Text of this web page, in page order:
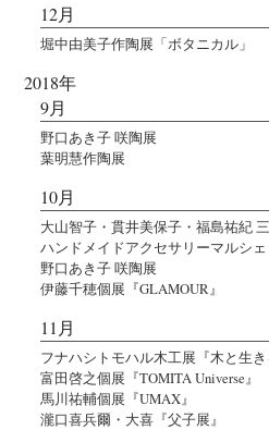
12月
堀中由美子作陶展「ボタニカル」
2018年
9月
野口あき子 咲陶展
葉明慧作陶展
10月
大山智子・貫井美保子・福島祐紀
ハンドメイドアクセサリーマルシェ
野口あき子 咲陶展
伊藤千穂個展『GLAMOUR』
11月
フナハシトモハル木工展『木と生き
富田啓之個展『TOMITA Universe』
馬川祐輔個展『UMAX』
瀧口喜兵爾・大喜『父子展』